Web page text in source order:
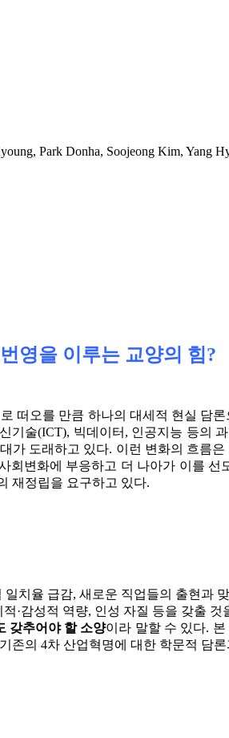
Park Donha, Soojeong Kim, Yang
영을 이루는 교양의 힘?
떠오를 만큼 하나의 대세적 현실 담
기술(ICT), 빅데이터, 인공지능 등의
가 도래하고 있다. 이런 변화의 흐름
변화에 부응하고 더 나아가 이를 선
재정립을 요구하고 있다.
치율 급감, 새로운 직업들의 출현과
·감성적 역량, 인성 자질 등을 갖출 것
갖추어야 할 소양이라 말할 수 있다.
의 4차 산업혁명에 대한 학문적 담